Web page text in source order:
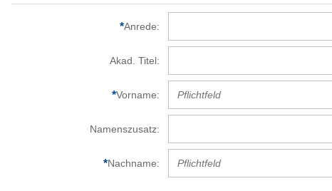
Anrede
Akad. Titel
Vorname
Namenszusatz
Nachname